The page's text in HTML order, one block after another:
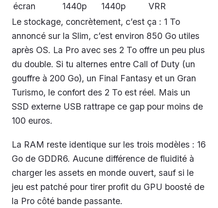
écran
1440p
1440p
VRR
Le stockage, concrètement, c’est ça : 1 To
annoncé sur la Slim, c’est environ 850 Go utiles
après OS. La Pro avec ses 2 To offre un peu plus
du double. Si tu alternes entre Call of Duty (un
gouffre à 200 Go), un Final Fantasy et un Gran
Turismo, le confort des 2 To est réel. Mais un
SSD externe USB rattrape ce gap pour moins de
100 euros.
La RAM reste identique sur les trois modèles : 16
Go de GDDR6. Aucune différence de fluidité à
charger les assets en monde ouvert, sauf si le
jeu est patché pour tirer profit du GPU boosté de
la Pro côté bande passante.